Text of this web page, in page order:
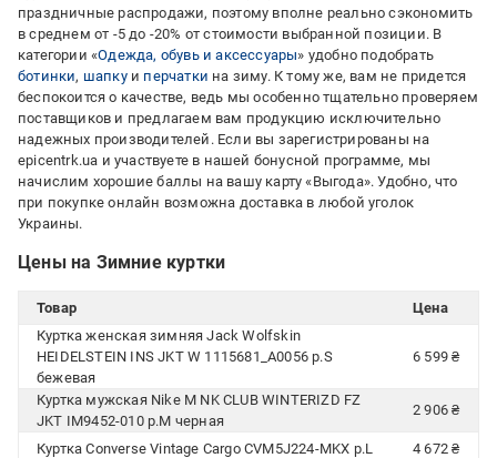
праздничные распродажи, поэтому вполне реально сэкономить
в среднем от -5 до -20% от стоимости выбранной позиции. В
категории «Одежда, обувь и аксессуары» удобно подобрать
ботинки, шапкуи перчатки на зиму. К тому же, вам не придется
беспокоится о качестве, ведь мы особенно тщательно проверяем
поставщиков и предлагаем вам продукцию исключительно
надежных производителей. Если вы зарегистрированы на
epicentrk.ua и участвуете в нашей бонусной программе, мы
начислим хорошие баллы на вашу карту «Выгода». Удобно, что
при покупке онлайн возможна доставка в любой уголок
Украины.
Цены на Зимние куртки
Товар
Цена
Куртка женская зимняя Jack Wolfskin
HEIDELSTEIN INS JKT W 1115681_A0056 р.S
бежевая
6 599 ₴
Куртка мужская Nike M NK CLUB WINTERIZD FZ
JKT IM9452-010 р.M черная
2 906 ₴
Куртка Converse Vintage Cargo CVM5J224-MKX р.L
4 672 ₴